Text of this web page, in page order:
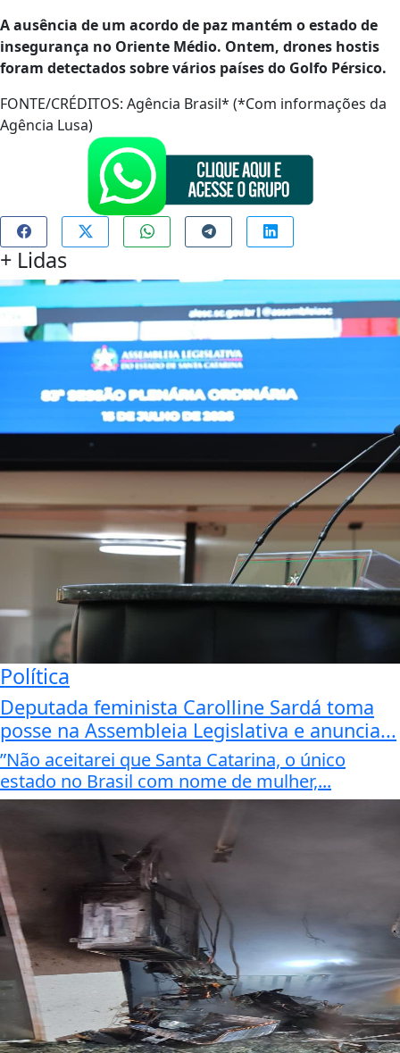
A ausência de um acordo de paz mantém o estado de
insegurança no Oriente Médio. Ontem, drones hostis
foram detectados sobre vários países do Golfo Pérsico.
FONTE/CRÉDITOS: Agência Brasil* (*Com informações da
Agência Lusa)
+ Lidas
Política
Deputada feminista Carolline Sardá toma
posse na Assembleia Legislativa e anuncia...
”Não aceitarei que Santa Catarina, o único
estado no Brasil com nome de mulher,...